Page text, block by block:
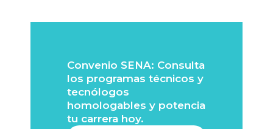
Convenio SENA: Consulta
los programas técnicos y
tecnólogos
homologables y potencia
tu carrera hoy.